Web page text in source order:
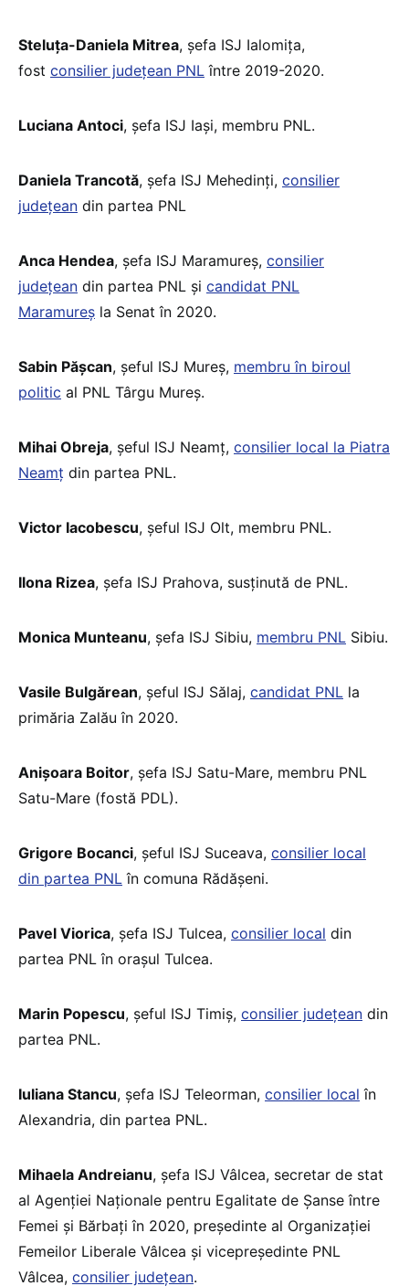
Steluța-Daniela Mitrea, șefa ISJ Ialomița,
fost consilier județean PNL între 2019-2020.
Luciana Antoci, șefa ISJ Iași, membru PNL.
Daniela Trancotă, șefa ISJ Mehedinți, consilier
județean din partea PNL
Anca Hendea, șefa ISJ Maramureș, consilier
județean din partea PNL și candidat PNL
Maramureș la Senat în 2020.
Sabin Pășcan, șeful ISJ Mureș, membru în biroul
politic al PNL Târgu Mureș.
Mihai Obreja, șeful ISJ Neamț, consilier local la Piatra
Neamț din partea PNL.
Victor Iacobescu, șeful ISJ Olt, membru PNL.
Ilona Rizea, șefa ISJ Prahova, susținută de PNL.
Monica Munteanu, șefa ISJ Sibiu, membru PNL Sibiu.
Vasile Bulgărean, șeful ISJ Sălaj, candidat PNL la
primăria Zalău în 2020.
Anișoara Boitor, șefa ISJ Satu-Mare, membru PNL
Satu-Mare (fostă PDL).
Grigore Bocanci, șeful ISJ Suceava, consilier local
din partea PNL în comuna Rădășeni.
Pavel Viorica, șefa ISJ Tulcea, consilier local din
partea PNL în orașul Tulcea.
Marin Popescu, șeful ISJ Timiș, consilier județean din
partea PNL.
Iuliana Stancu, șefa ISJ Teleorman, consilier local în
Alexandria, din partea PNL.
Mihaela Andreianu, șefa ISJ Vâlcea, secretar de stat
al Agenţiei Naţionale pentru Egalitate de Şanse între
Femei şi Bărbaţi în 2020, preşedinte al Organizației
Femeilor Liberale Vâlcea şi vicepreşedinte PNL
Vâlcea, consilier judeţean.